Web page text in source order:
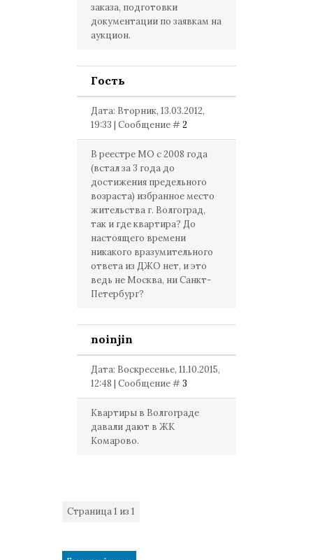
заказа, подготовки
документации по заявкам на
аукцион.
Гость
Дата: Вторник, 13.03.2012,
19:33 | Сообщение #2
В реестре МО с 2008 года
(встал за 3 года до
достижения предельного
возраста) избранное место
жительства г. Волгоград,
так и где квартира? До
настоящего времени
никакого вразумительного
ответа из ДЖО нет, и это
ведь не Москва, ни Санкт-
Петербург?
noinjin
Дата: Воскресенье, 11.10.2015,
12:48 | Сообщение #3
Квартиры в Волгограде
давали дают в ЖК
Комарово.
Страница1 из 1